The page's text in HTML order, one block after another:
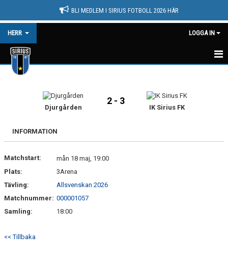
BLI MEDLEM I SIRIUS FOTBOLL 2026 HÄR
HERR LOGGA IN
HEM
MATCHER
TRUPPEN
BILDGALLERI
Djurgården
2 - 3
IK Sirius FK
INFORMATION
Matchstart:
mån 18 maj, 19:00
Plats:
3Arena
Tävling:
Allsvenskan 2026
Matchnummer: 000001057
Samling:
18:00
<< Tillbaka